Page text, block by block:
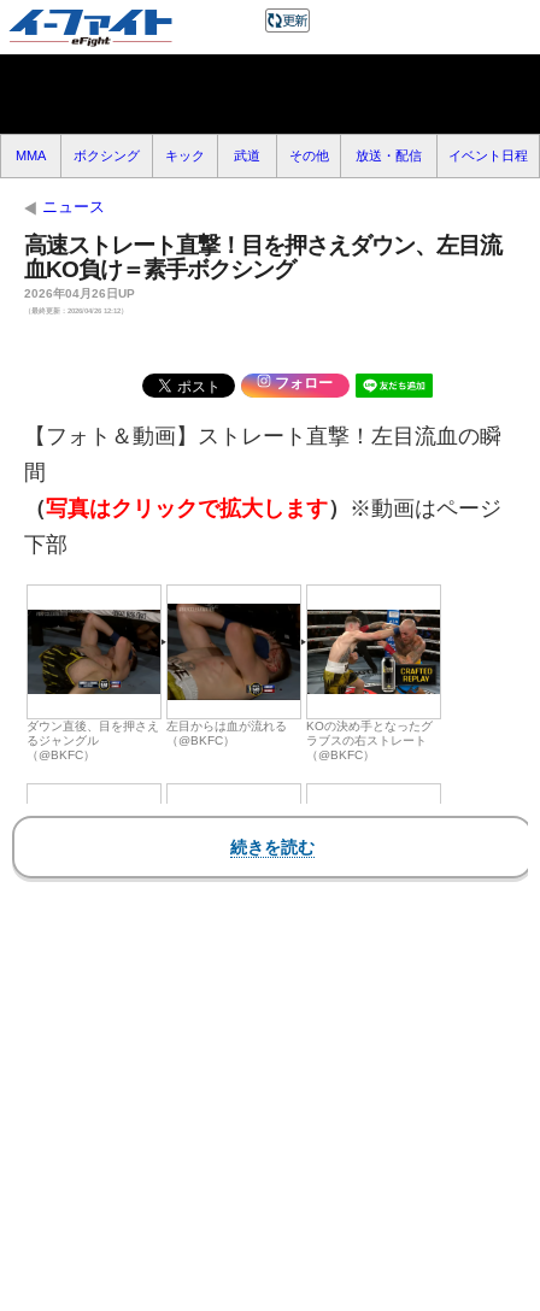
MMA ボクシング キック 武道 その他 放送・配信 イベント日程
ニュース
高速ストレート直撃！目を押さえダウン、左目流
血KO負け＝素手ボクシング
2026年04月26日UP
（最終更新：2026/04/26 12:12）
フォロー
【フォト＆動画】ストレート直撃！左目流血の瞬
間
（写真はクリックで拡大します） ※動画はページ
下部
ダウン直後、目を押さえ
るジャングル
（@BKFC）
左目からは血が流れる
（@BKFC）
KOの決め手となったグ
ラブスの右ストレート
（@BKFC）